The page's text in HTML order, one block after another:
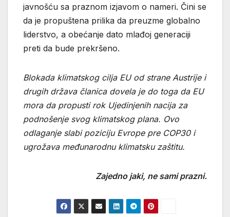
javnošću sa praznom izjavom o nameri. Čini se
da je propuštena prilika da preuzme globalno
liderstvo, a obećanje dato mlađoj generaciji
preti da bude prekršeno.
Blokada klimatskog cilja EU od strane Austrije i
drugih država članica dovela je do toga da EU
mora da propusti rok Ujedinjenih nacija za
podnošenje svog klimatskog plana. Ovo
odlaganje slabi poziciju Evrope pre COP30 i
ugrožava međunarodnu klimatsku zaštitu.
Zajedno jaki, ne sami prazni.